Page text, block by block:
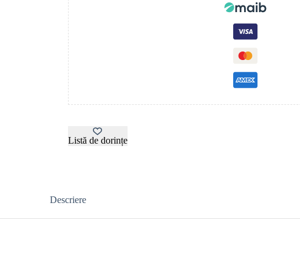
Listă de dorințe
Descriere